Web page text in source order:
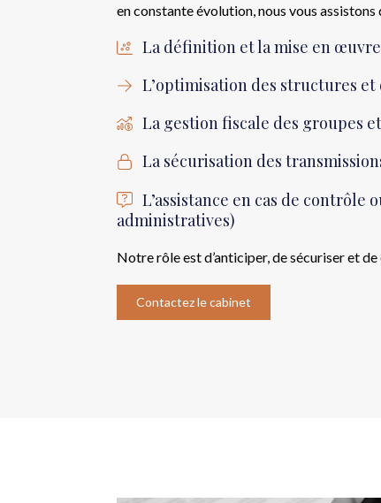
en constante évolution, nous vous assistons
La définition et la mise en
L’optimisation des structures
La gestion fiscale des groupes
La sécurisation des
L’assistance en cas de
administratives)
Notre rôle est d’anticiper, de sécuriser et
Contactez le cabinet